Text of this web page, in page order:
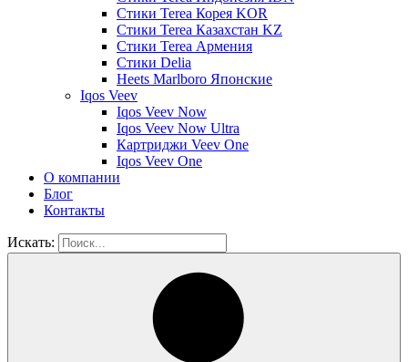
Стики Terea Корея KOR
Стики Terea Казахстан KZ
Стики Terea Армения
Стики Delia
Heets Marlboro Японские
Iqos Veev
Iqos Veev Now
Iqos Veev Now Ultra
Картриджи Veev One
Iqos Veev One
О компании
Блог
Контакты
Искать: